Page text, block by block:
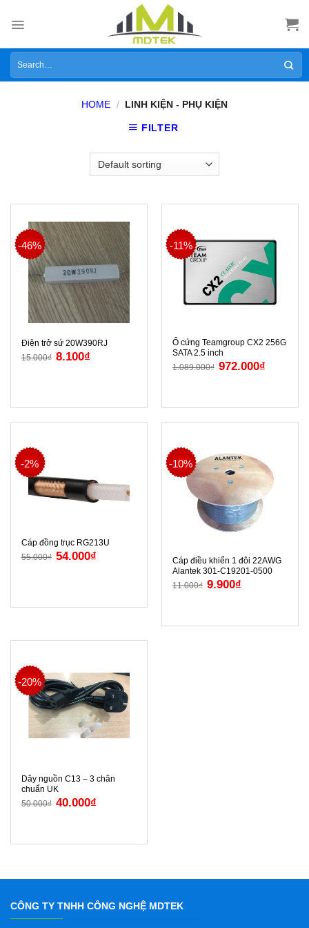
Search
for:
HOME / LINH KIỆN - PHỤ KIỆN
FILTER
-46%
Điện trở sứ 20W390RJ
15.000₫ 8.100₫
-11%
Ổ cứng Teamgroup CX2 256G
SATA 2.5 inch
1.089.000₫ 972.000₫
-2%
Cáp đồng trục RG213U
55.000₫ 54.000₫
-10%
Cáp điều khiển 1 đôi 22AWG
Alantek 301-C19201-0500
11.000₫ 9.900₫
-20%
Dây nguồn C13 – 3 chân
chuẩn UK
50.000₫ 40.000₫
CÔNG TY TNHH CÔNG NGHỆ MDTEK